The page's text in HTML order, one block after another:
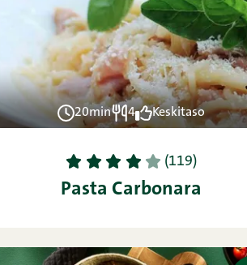
20min 4 Keskitaso
1 2 3 4 5 (119)
Pasta Carbonara